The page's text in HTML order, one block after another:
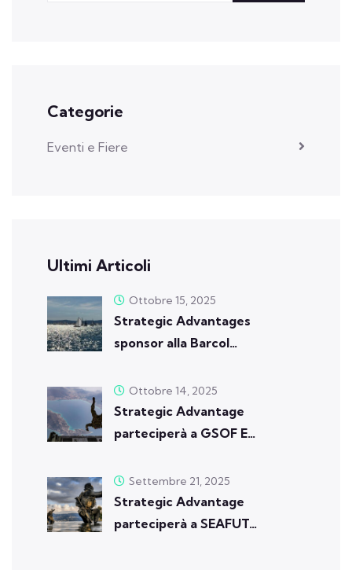
Categorie
Eventi e Fiere
Ultimi Articoli
Strategic Advantages
sponsor alla Barcol…
Ottobre 15, 2025
Strategic Advantage
parteciperà a GSOF E…
Ottobre 14, 2025
Strategic Advantage
parteciperà a SEAFUT…
Settembre 21, 2025